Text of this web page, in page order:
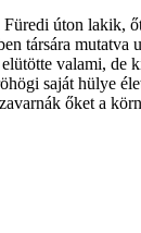
úton lakik,
társára
valami,
saját hülye
őket a